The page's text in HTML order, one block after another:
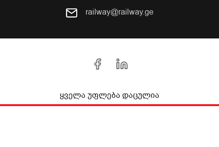
railway@railway.ge
ყველა უფლება დაცულია